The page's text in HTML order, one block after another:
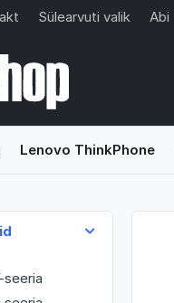
Sülearvuti valik Abi
Lenovo ThinkPhone
seeria